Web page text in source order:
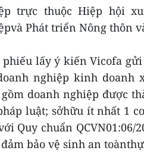
trực thuộc Hiệp hội
Phát triển Nông thôn
phiếu lấy ý kiến Vicofa
nghiệp kinh doanh
doanh nghiệp được
luật; sởhữu ít nhất 1
Quy chuẩn QCVN01:06/
bảo vệ sinh an